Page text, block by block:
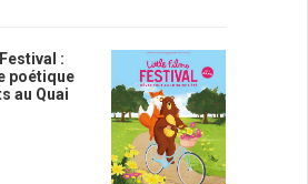
:
poétique
au Quai